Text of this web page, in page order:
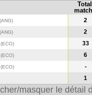
Total
(ANG)
2
(ANG)
2
(ECO)
33
(ECO)
6
(ECO)
-
1
masquer le détail